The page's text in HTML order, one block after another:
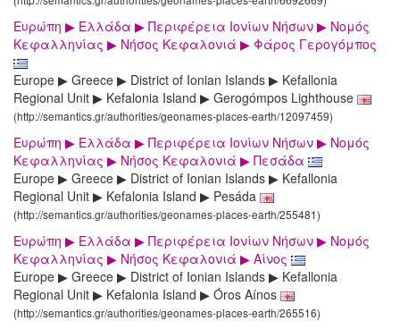
Ευρώπη ▶ Ελλάδα ▶ Περιφέρεια Ιονίων Νήσων ▶ Νομός
Κεφαλληνίας ▶ Νήσος Κεφαλονιά ▶ Φάρος Γερογόμπος
Europe ▶ Greece ▶ District of Ionian Islands ▶ Kefallonia
Regional Unit ▶ Kefalonia Island ▶ Gerogómpos Lighthouse
(http://semantics.gr/authorities/geonames-places-earth/12097459)
Ευρώπη ▶ Ελλάδα ▶ Περιφέρεια Ιονίων Νήσων ▶ Νομός
Κεφαλληνίας ▶ Νήσος Κεφαλονιά ▶ Πεσάδα
Europe ▶ Greece ▶ District of Ionian Islands ▶ Kefallonia
Regional Unit ▶ Kefalonia Island ▶ Pesáda
(http://semantics.gr/authorities/geonames-places-earth/255481)
Ευρώπη ▶ Ελλάδα ▶ Περιφέρεια Ιονίων Νήσων ▶ Νομός
Κεφαλληνίας ▶ Νήσος Κεφαλονιά ▶ Αίνος
Europe ▶ Greece ▶ District of Ionian Islands ▶ Kefallonia
Regional Unit ▶ Kefalonia Island ▶ Óros Aínos
(http://semantics.gr/authorities/geonames-places-earth/265516)